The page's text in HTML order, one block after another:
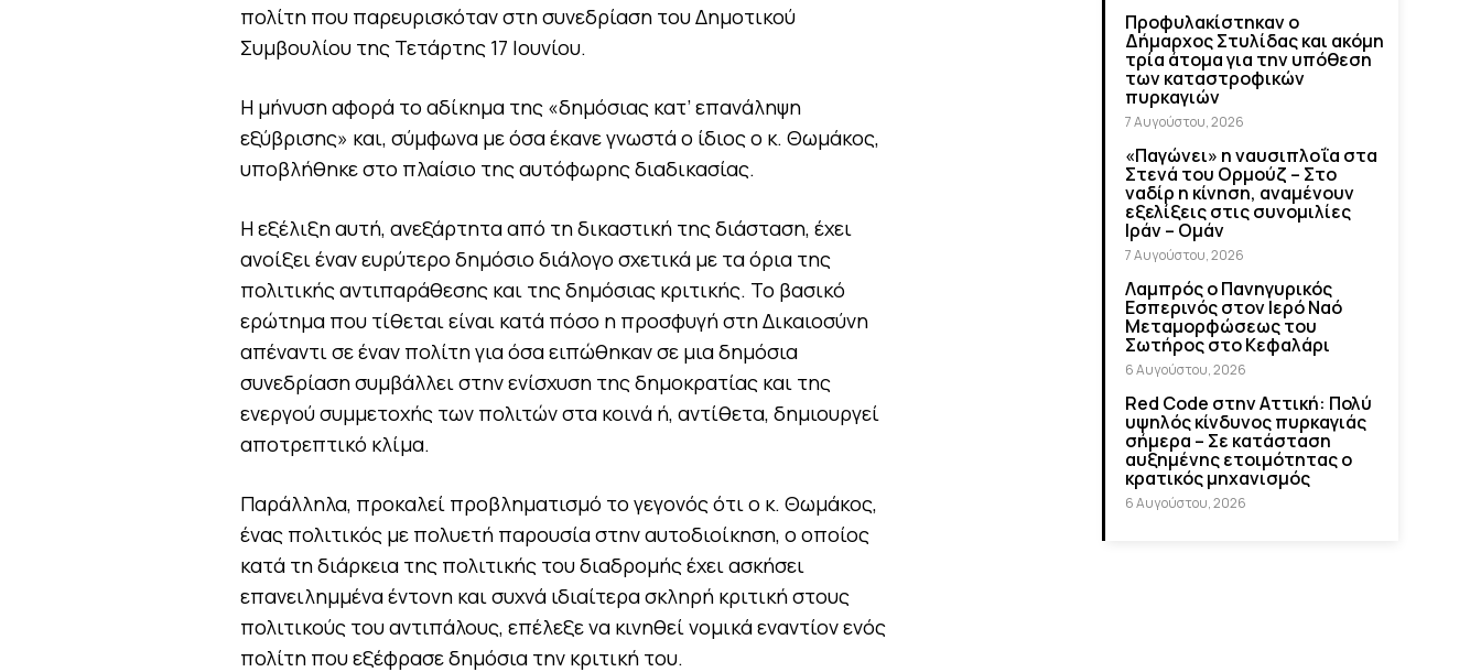
πολίτη που παρευρισκόταν στη συνεδρίαση του Δημοτικού
Συμβουλίου της Τετάρτης 17 Ιουνίου.
Η μήνυση αφορά το αδίκημα της «δημόσιας κατ’ επανάληψη
εξύβρισης» και, σύμφωνα με όσα έκανε γνωστά ο ίδιος ο κ. Θωμάκος,
υποβλήθηκε στο πλαίσιο της αυτόφωρης διαδικασίας.
Η εξέλιξη αυτή, ανεξάρτητα από τη δικαστική της διάσταση, έχει
ανοίξει έναν ευρύτερο δημόσιο διάλογο σχετικά με τα όρια της
πολιτικής αντιπαράθεσης και της δημόσιας κριτικής. Το βασικό
ερώτημα που τίθεται είναι κατά πόσο η προσφυγή στη Δικαιοσύνη
απέναντι σε έναν πολίτη για όσα ειπώθηκαν σε μια δημόσια
συνεδρίαση συμβάλλει στην ενίσχυση της δημοκρατίας και της
ενεργού συμμετοχής των πολιτών στα κοινά ή, αντίθετα, δημιουργεί
αποτρεπτικό κλίμα.
Παράλληλα, προκαλεί προβληματισμό το γεγονός ότι ο κ. Θωμάκος,
ένας πολιτικός με πολυετή παρουσία στην αυτοδιοίκηση, ο οποίος
κατά τη διάρκεια της πολιτικής του διαδρομής έχει ασκήσει
επανειλημμένα έντονη και συχνά ιδιαίτερα σκληρή κριτική στους
πολιτικούς του αντιπάλους, επέλεξε να κινηθεί νομικά εναντίον ενός
πολίτη που εξέφρασε δημόσια την κριτική του.
Προφυλακίστηκαν ο
Δήμαρχος Στυλίδας και ακόμη
τρία άτομα για την υπόθεση
των καταστροφικών
πυρκαγιών
7 Αυγούστου, 2026
«Παγώνει» η ναυσιπλοΐα στα
Στενά του Ορμούζ – Στο
ναδίρ η κίνηση, αναμένουν
εξελίξεις στις συνομιλίες
Ιράν – Ομάν
7 Αυγούστου, 2026
Λαμπρός ο Πανηγυρικός
Εσπερινός στον Ιερό Ναό
Μεταμορφώσεως του
Σωτήρος στο Κεφαλάρι
6 Αυγούστου, 2026
Red Code στην Αττική: Πολύ
υψηλός κίνδυνος πυρκαγιάς
σήμερα – Σε κατάσταση
αυξημένης ετοιμότητας ο
κρατικός μηχανισμός
6 Αυγούστου, 2026